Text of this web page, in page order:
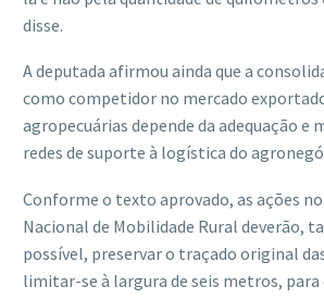
disse.
A deputada afirmou ainda que a
como competidor no mercado
agropecuárias depende da adequação e
redes de suporte à logística do
Conforme o texto aprovado, as ações
Nacional de Mobilidade Rural deverão,
possível, preservar o traçado original
limitar-se à largura de seis metros,